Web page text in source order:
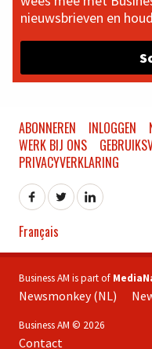
nieuwsbrieven en
ABONNEREN INLOGGEN
WERK BIJ ONS
PRIVACYVERKLARING
Français
Business AM is part of
Newsmonkey (NL)
Business AM © 2026
Contact